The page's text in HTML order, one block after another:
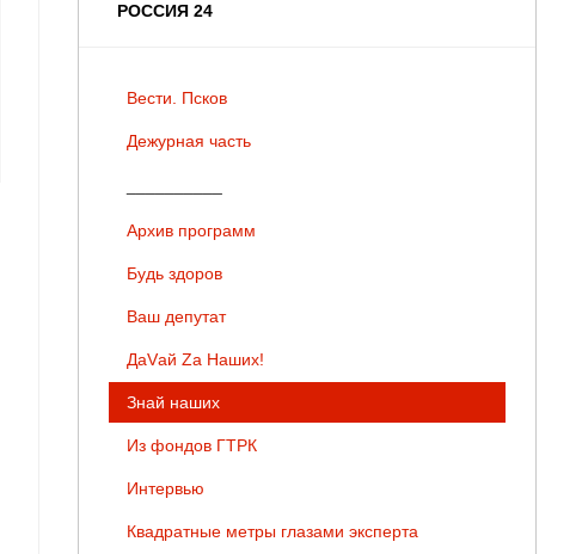
РОССИЯ 24
Вести. Псков
Дежурная часть
Архив программ
Будь здоров
Ваш депутат
ДаVай Zа Наших!
Знай наших
Из фондов ГТРК
Интервью
Квадратные метры глазами эксперта